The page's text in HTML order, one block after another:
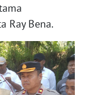
Ray Bena.